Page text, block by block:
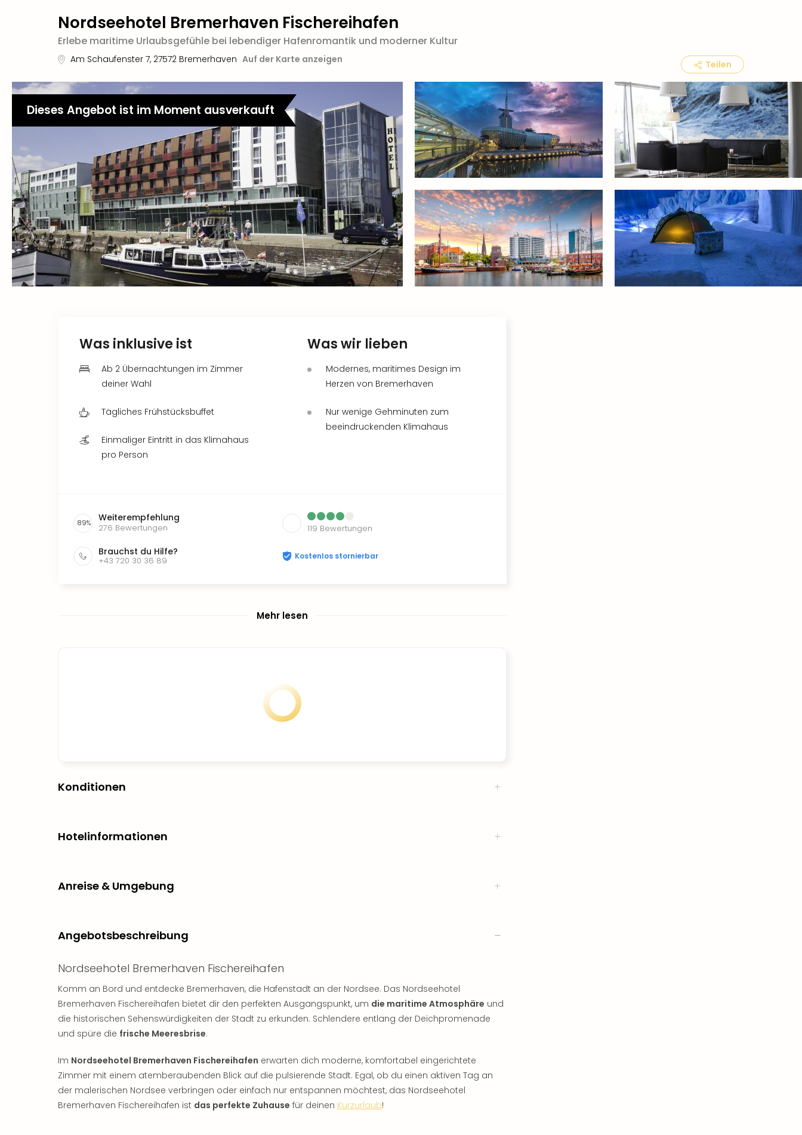
Nordseehotel Bremerhaven Fischereihafen
Erlebe maritime Urlaubsgefühle bei lebendiger Hafenromantik und moderner Kultur
Am Schaufenster 7, 27572 Bremerhaven Auf der Karte anzeigen Teilen
Dieses Angebot ist im Moment ausverkauft
Was inklusive ist
Ab 2 Übernachtungen im Zimmer
deiner Wahl
Tägliches Frühstücksbuffet
Einmaliger Eintritt in das Klimahaus
pro Person
Was wir lieben
Modernes, maritimes Design im
Herzen von Bremerhaven
Nur wenige Gehminuten zum
beeindruckenden Klimahaus
89% Weiterempfehlung
276 Bewertungen 119 Bewertungen
Brauchst du Hilfe?
+43 720 30 36 89 Kostenlos stornierbar
Mehr lesen
Konditionen
Hotelinformationen
Anreise & Umgebung
Angebotsbeschreibung
Nordseehotel Bremerhaven Fischereihafen
Komm an Bord und entdecke Bremerhaven, die Hafenstadt an der Nordsee. Das Nordseehotel
Bremerhaven Fischereihafen bietet dir den perfekten Ausgangspunkt, um die maritime Atmosphäre und
die historischen Sehenswürdigkeiten der Stadt zu erkunden. Schlendere entlang der Deichpromenade
und spüre die frische Meeresbrise.
Im Nordseehotel Bremerhaven Fischereihafen erwarten dich moderne, komfortabel eingerichtete
Zimmer mit einem atemberaubenden Blick auf die pulsierende Stadt. Egal, ob du einen aktiven Tag an
der malerischen Nordsee verbringen oder einfach nur entspannen möchtest, das Nordseehotel
Bremerhaven Fischereihafen ist das perfekte Zuhause für deinen Kurzurlaub!